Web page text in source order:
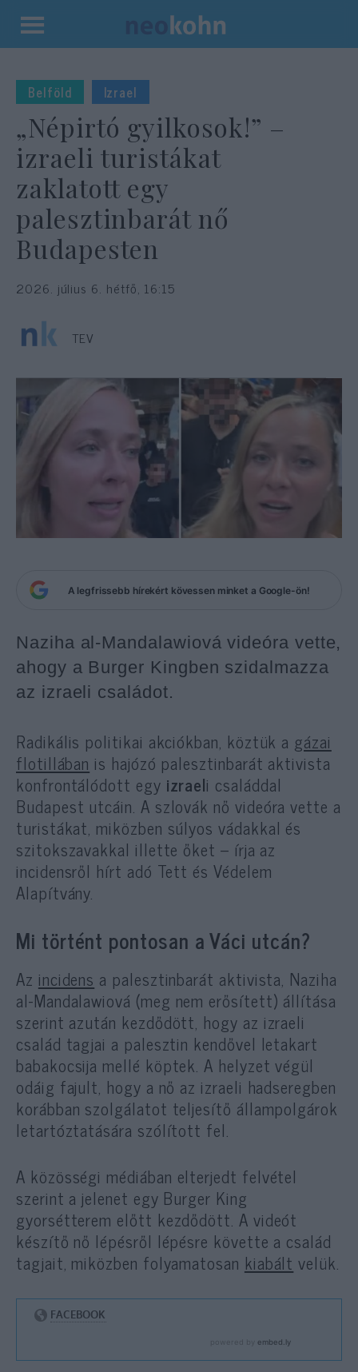
Kilépés
tartalomba
Belföld Izrael
„Népirtó gyilkosok!” –
izraeli turistákat
zaklatott egy
palesztinbarát nő
Budapesten
2026. július 6. hétfő, 16:15
TEV
A legfrissebb hírekért kövessen minket a Google-ön!
Naziha al-Mandalawiová videóra vette,
ahogy a Burger Kingben szidalmazza
az izraeli családot.
Radikális politikai akciókban, köztük a gázai
flotillában is hajózó palesztinbarát aktivista
konfrontálódott egy izraeli családdal
Budapest utcáin. A szlovák nő videóra vette a
turistákat, miközben súlyos vádakkal és
szitokszavakkal illette őket – írja az
incidensről hírt adó Tett és Védelem
Alapítvány.
Mi történt pontosan a Váci utcán?
Az incidens a palesztinbarát aktivista, Naziha
al-Mandalawiová (meg nem erősített) állítása
szerint azután kezdődött, hogy az izraeli
család tagjai a palesztin kendővel letakart
babakocsija mellé köptek. A helyzet végül
odáig fajult, hogy a nő az izraeli hadseregben
korábban szolgálatot teljesítő állampolgárok
letartóztatására szólított fel.
A közösségi médiában elterjedt felvétel
szerint a jelenet egy Burger King
gyorsétterem előtt kezdődött. A videót
készítő nő lépésről lépésre követte a család
tagjait, miközben folyamatosan kiabált velük.